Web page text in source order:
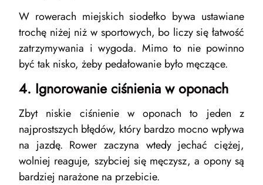
W rowerach miejskich siodełko bywa ustawiane
trochę niżej niż w sportowych, bo liczy się łatwość
zatrzymywania i wygoda. Mimo to nie powinno
być tak nisko, żeby pedałowanie było męczące.
4. Ignorowanie ciśnienia w oponach
Zbyt niskie ciśnienie w oponach to jeden z
najprostszych błędów, który bardzo mocno wpływa
na jazdę. Rower zaczyna wtedy jechać ciężej,
wolniej reaguje, szybciej się męczysz, a opony są
bardziej narażone na przebicie.